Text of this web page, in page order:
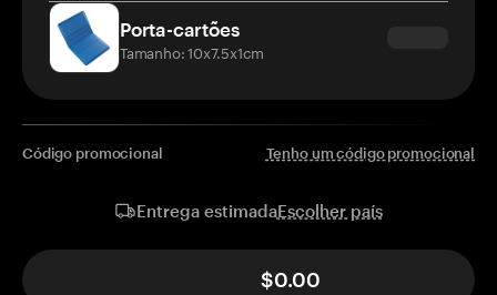
Porta-cartões
Tamanho: 10x7.5x1cm
Código promocional Tenho um código promocional
Entrega estimadaEscolher país
$0.00